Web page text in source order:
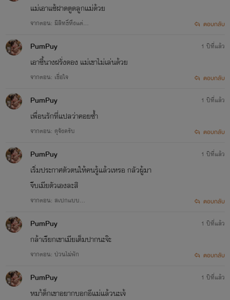
แม่เอาแซ้ฝาดตูดลูกแม่ด้วย
จากตอน: มีสิทธิ์หึงแต่… ตอบกลับ
PumPuy
เอาซี้นางฝรั่งดอง แม่เขาไม่เล่นด้วย
จากตอน: เชื่อใจ
1 ปีที่แล้ว
ตอบกลับ
PumPuy
เพื่อนรักที่แปลว่าคอยซ้ำ
จากตอน: ดุจังครับ
1 ปีที่แล้ว
ตอบกลับ
PumPuy
เริ่มประกาศตัวตนให้คนรู้แล้วเหรอ กลัวผู้มา
จีบเมียตัวเองละสิ
จากตอน: สเปกแบบ…
1 ปีที่แล้ว
ตอบกลับ
PumPuy
กล้าเรียกเขาเมียเต็มปากนะจ๊ะ
จากตอน: ป่วนไม่พัก
1 ปีที่แล้ว
ตอบกลับ
PumPuy
หมา้ด็กเขาอยากบอกอีแม่แล้วนะเจ้
1 ปีที่แล้ว